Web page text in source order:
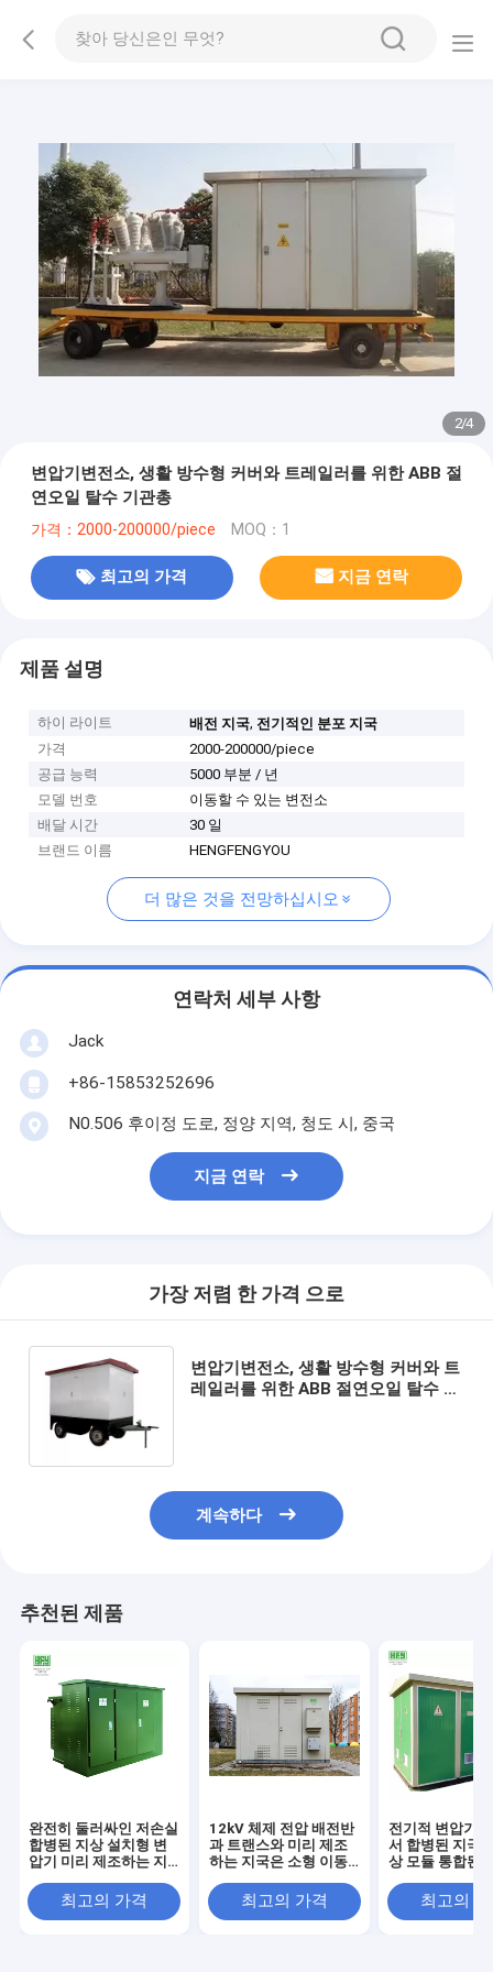
2/4
변압기변전소, 생활 방수형 커버와 트레일러를 위한 ABB 절
연오일 탈수 기관총
가격：2000-200000/piece MOQ：1
최고의 가격 지금 연락
제품 설명
하이 라이트 배전 지국, 전기적인 분포 지국
가격
2000-200000/piece
공급 능력
5000 부분 / 년
모델 번호
이동할 수 있는 변전소
배달 시간
30 일
브랜드 이름
HENGFENGYOU
더 많은 것을 전망하십시오
연락처 세부 사항
Jack
+86-15853252696
N0.506 후이정 도로, 정양 지역, 청도 시, 중국
지금 연락
가장 저렴 한 가격 으로
변압기변전소, 생활 방수형 커버와 트
레일러를 위한 ABB 절연오일 탈수 기
계속하다
추천된 제품
완전히 둘러싸인 저손실
합병된 지상 설치형 변
압기 미리 제조하는 지
최고의 가격
12kV 체제 전압 배전반
과 트랜스와 미리 제조
하는 지국은 소형 이동
최고의 가격
전기적 변압기
서 합병된 지국
상 모듈 통합된
최고의